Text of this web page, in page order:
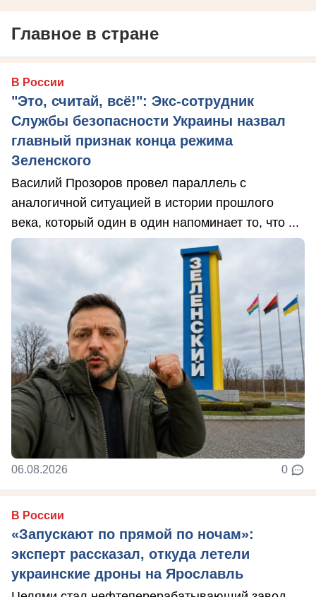
Главное в стране
В России
"Это, считай, всё!": Экс-сотрудник
Службы безопасности Украины назвал
главный признак конца режима
Зеленского
Василий Прозоров провел параллель с
аналогичной ситуацией в истории прошлого
века, который один в один напоминает то, что ...
06.08.2026 0
В России
«Запускают по прямой по ночам»:
эксперт рассказал, откуда летели
украинские дроны на Ярославль